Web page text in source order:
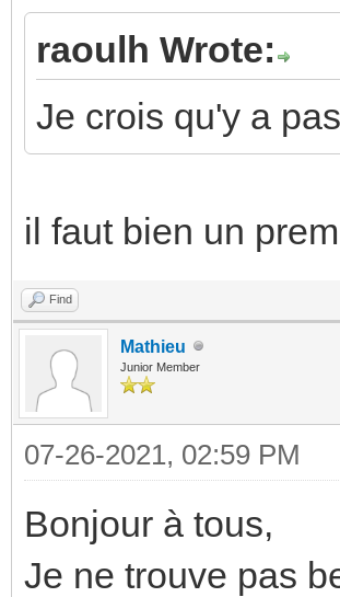
raoulh Wrote:
Je crois qu'y a
il faut bien un
Find
Mathieu
Junior Member
07-26-2021, 02:59 PM
Bonjour à tous,
Je ne trouve pas